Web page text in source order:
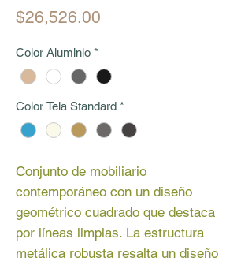
$26,526.00
Color Aluminio *
Color Tela Standard *
Conjunto de mobiliario
contemporáneo con un diseño
geométrico cuadrado que destaca
por líneas limpias. La estructura
metálica robusta resalta un diseño